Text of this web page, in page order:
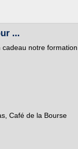
...
notre formation
Café de la Bourse